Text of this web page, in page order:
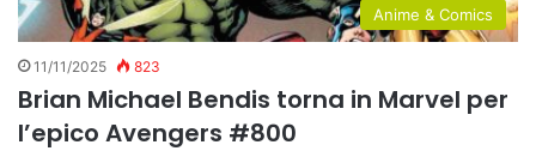
Anime & Comics
11/11/2025 823
Brian Michael Bendis torna in Marvel per
l’epico Avengers #800